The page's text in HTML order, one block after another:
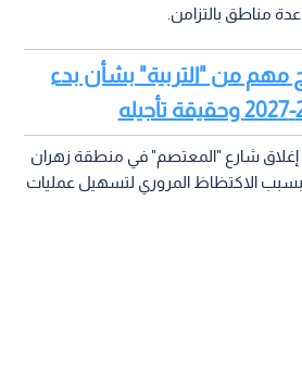
مناطق بالتزامن.
مهم من "التربية" بشأن بدء
إغلاق شارع "المعتصم" في منطقة زهران
بسبب الاكتظاظ المروري لتسهيل عمليات